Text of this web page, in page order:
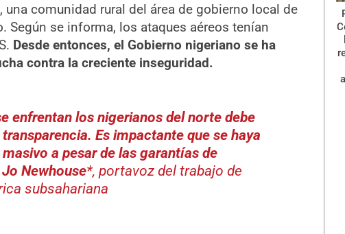
una comunidad rural del área de gobierno local de
Según se informa, los ataques aéreos tenían
Desde entonces, el Gobierno nigeriano se ha
contra la creciente inseguridad.
enfrentan los nigerianos del norte debe
Es impactante que se haya
a pesar de las garantías de
Jo Newhouse*, portavoz del trabajo de
subsahariana